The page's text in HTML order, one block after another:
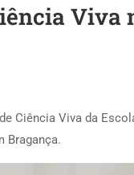
Viva
Ciência Viva da
Bragança.